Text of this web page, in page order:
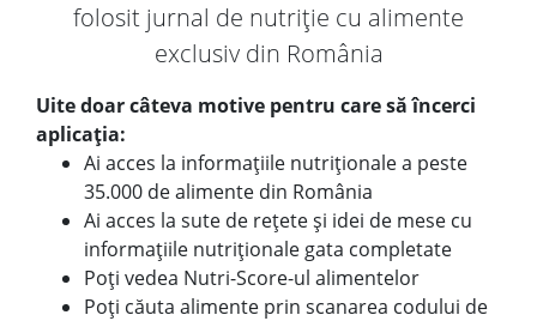
folosit jurnal de nutriție cu alimente
exclusiv din România
Uite doar câteva motive pentru care să încerci
aplicația:
Ai acces la informațiile nutriționale a peste
35.000 de alimente din România
Ai acces la sute de rețete și idei de mese cu
informațiile nutriționale gata completate
Poți vedea Nutri-Score-ul alimentelor
Poți căuta alimente prin scanarea codului de